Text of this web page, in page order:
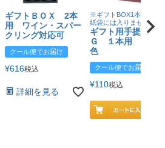
ギフトＢＯＸ 2本
用 ワイン・スパー
クリング対応可
クール便でお届け
¥616税込
詳細を見る
※ギフトBOX1本用はこ
紙袋には入りません
ギフト用手提げＢ
Ｇ １本用 エン
色
クール便でお届け
¥110税込